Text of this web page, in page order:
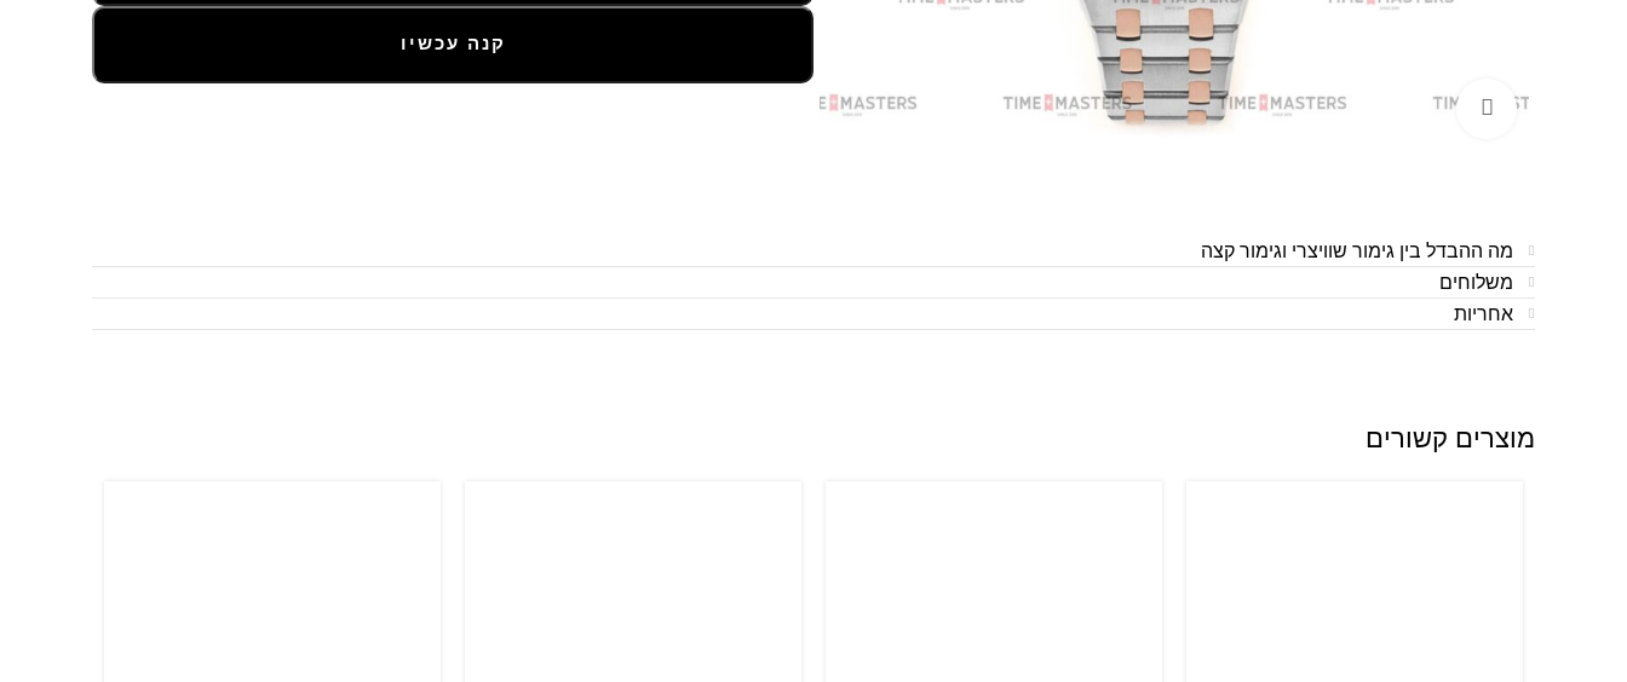
לחצו להגדלה
קנה עכשיו
מה ההבדל בין גימור שוויצרי וגימור קצה
משלוחים
אחריות
מוצרים קשורים